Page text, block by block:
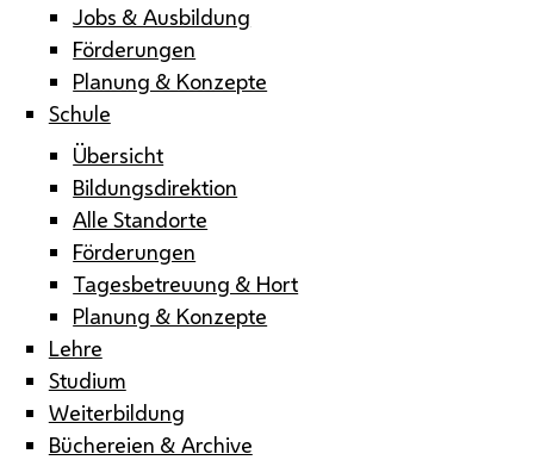
Jobs & Ausbildung
Förderungen
Planung & Konzepte
Schule
Übersicht
Bildungsdirektion
Alle Standorte
Förderungen
Tagesbetreuung & Hort
Planung & Konzepte
Lehre
Studium
Weiterbildung
Büchereien & Archive